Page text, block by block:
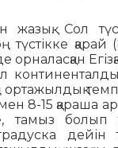
жазық. Сол
түстікке
орналасқан
8-15 қараша
тамыз